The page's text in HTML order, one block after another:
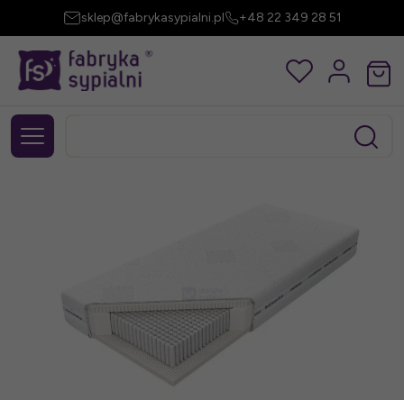
sklep@fabrykasypialni.pl +48 22 349 28 51